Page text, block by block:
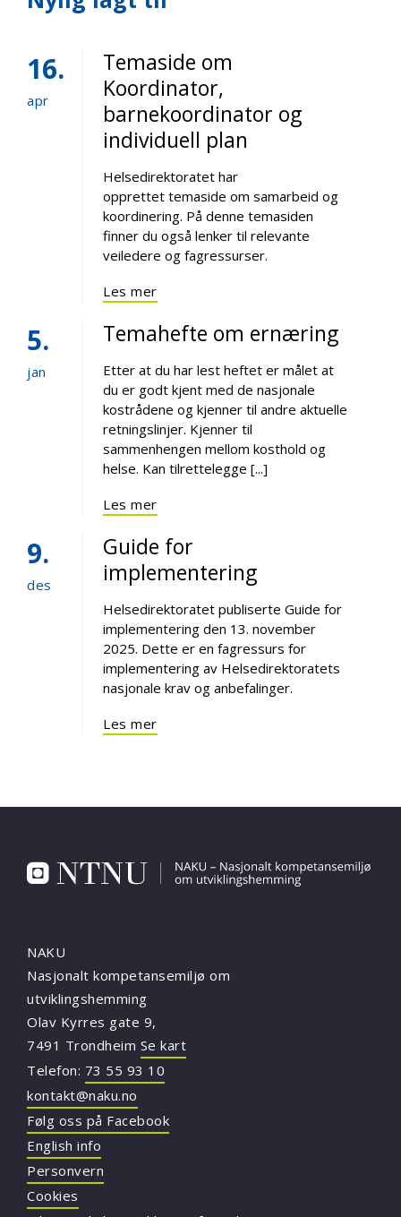
16
apr
Temaside om
Koordinator,
barnekoordinator og
individuell plan
Helsedirektoratet har
opprettet temaside om samarbeid og
koordinering. På denne temasiden
finner du også lenker til relevante
veiledere og fagressurser.
Les mer
5
jan
Temahefte om ernæring
Etter at du har lest heftet er målet at
du er godt kjent med de nasjonale
kostrådene og kjenner til andre aktuelle
retningslinjer. Kjenner til
sammenhengen mellom kosthold og
helse. Kan tilrettelegge [...]
Les mer
9
des
Guide for
implementering
Helsedirektoratet publiserte Guide for
implementering den 13. november
2025. Dette er en fagressurs for
implementering av Helsedirektoratets
nasjonale krav og anbefalinger.
Les mer
NAKU
Nasjonalt kompetansemiljø om
utviklingshemming
Olav Kyrres gate 9,
7491 Trondheim Se kart
Telefon: 73 55 93 10
kontakt@naku.no
Følg oss på Facebook
English info
Personvern
Cookies